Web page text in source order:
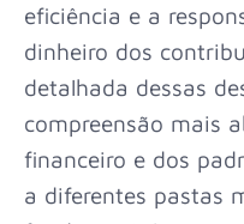
eficiência e a
dinheiro dos
detalhada dessas
compreensão mais
financeiro e dos
a diferentes pastas